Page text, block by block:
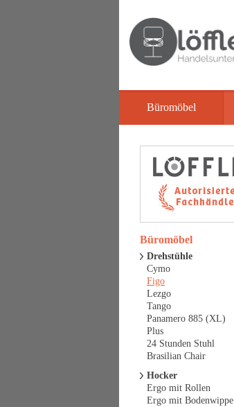
Büromöbel
Büromöbel
Drehstühle
Cymo
Figo
Lezgo
Tango
Panamero 885 (XL)
Plus
24 Stunden Stuhl
Brasilian Chair
Hocker
Ergo mit Rollen
Ergo mit Bodenwippe